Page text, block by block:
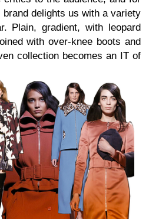
delights us with a variety
Plain, gradient, with leopard
with over-knee boots and
collection becomes an IT of